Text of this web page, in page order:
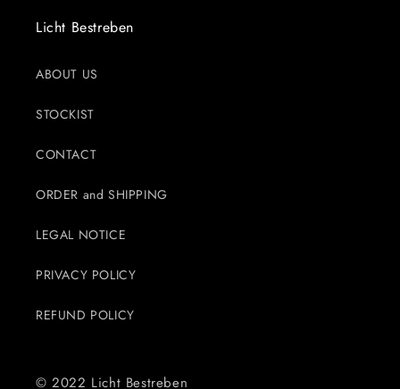
Licht Bestreben
ABOUT US
STOCKIST
CONTACT
ORDER and SHIPPING
LEGAL NOTICE
PRIVACY POLICY
REFUND POLICY
© 2022 Licht Bestreben